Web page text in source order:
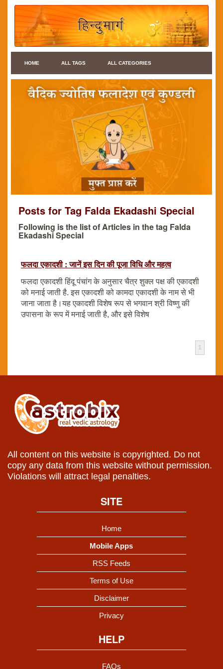
HOME ALL TAGS ALL CATEGORIES
Posts for Tag Falda Ekadashi Special
Following is the list of Articles in the tag Falda
Ekadashi Special
फलदा एकादशी : जानें इस दिन की पूजा विधि और महत्व
फलदा एकादशी हिंदू पंचांग के अनुसार चैत्र शुक्ल पक्ष की एकादशी
को मनाई जाती है. इस एकादशी को कामदा एकादशी के नाम से भी
जाना जाता है।यह एकादशी विशेष रूप से भगवान श्री विष्णु की
उपासना के रूप में मनाई जाती है, और इसे विशेष
1
All content on this website is copyrighted. Do not
copy any data from this website without permission.
Violations will attract legal penalties.
SITE
Home
Mobile Apps
RSS Feeds
Terms of Use
Disclaimer
Privacy
HELP
FAQs